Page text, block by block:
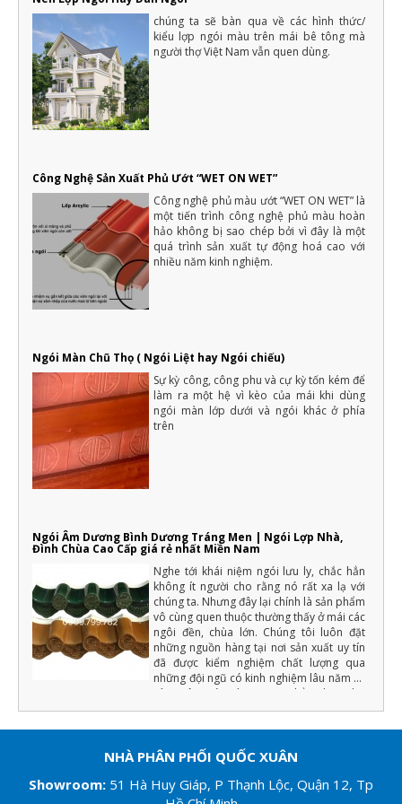
Bên cạnh p hong tục tập quán và phong cách sống của từng
vùng miền, yêu cầu thiết kế nhà và thẩm mỹ của nhà ở còn ảnh
hưởng từ nhiều yếu tố khác trong đó có phong cách của gia chủ
16 cách tiết kiệm tiền để xây nhà hiệu quả và thông minh nhất
Một ngôi nhà là mơ ước của rất nhiều người, với mỗi người dân
Việt Nam thì việc xây dựng nhà ở là vấn đề quan trọng của cả
một đời người.
Những điều cần biết khi xây nhà mới mà gia chủ cần phải nắm rõ
chúng ta sẽ bàn qua về các hình thức/
kiểu lợp ngói màu trên mái bê tông mà
người thợ Việt Nam vẫn quen dùng.
Công Nghệ Sản Xuất Phủ Ướt “WET ON WET”
Công nghệ phủ màu ướt “WET ON WET” là
một tiến trình công nghệ phủ màu hoàn
hảo không bị sao chép bởi vì đây là một
quá trình sản xuất tự động hoá cao với
nhiều năm kinh nghiệm.
Ngói Màn Chũ Thọ ( Ngói Liệt hay Ngói chiếu)
Sự kỳ công, công phu và cự kỳ tốn kém để
làm ra một hệ vì kèo của mái khi dùng
ngói màn lớp dưới và ngói khác ở phía
trên
Ngói Âm Dương Bình Dương Tráng Men | Ngói Lợp Nhà,
Đình Chùa Cao Cấp giá rẻ nhất Miền Nam
Nghe tới khái niệm ngói lưu ly, chắc hẳn
không ít người cho rằng nó rất xa lạ với
chúng ta. Nhưng đây lại chính là sản phẩm
vô cùng quen thuộc thường thấy ở mái các
ngôi đền, chùa lớn. Chúng tôi luôn đặt
những nguồn hàng tại nơi sản xuất uy tín
đã được kiểm nghiệm chất lượng qua
những đội ngũ có kinh nghiệm lâu năm về
sản xuât ngói tráng men (Chẳng hạn như
màu men phải đồng đều, chất lượng cốt
tố trên chúng tôi mới xuất hàng.
NHÀ PHÂN PHỐI QUỐC XUÂN
Showroom: 51 Hà Huy Giáp, P Thạnh Lộc, Quận 12, Tp